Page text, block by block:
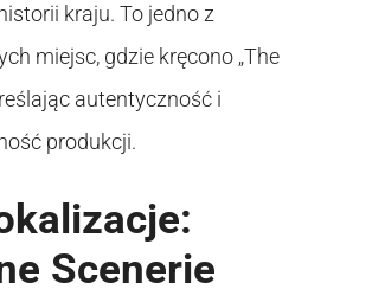
kraju. To jedno z
miejsc, gdzie kręcono „The
autentyczność i
produkcji.
Scenerie